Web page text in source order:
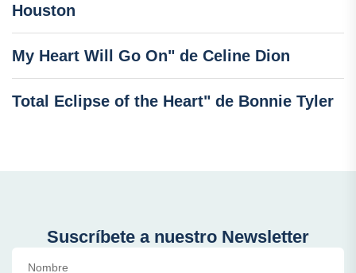
Houston
My Heart Will Go On" de Celine Dion
Total Eclipse of the Heart" de Bonnie Tyler
Suscríbete a nuestro Newsletter